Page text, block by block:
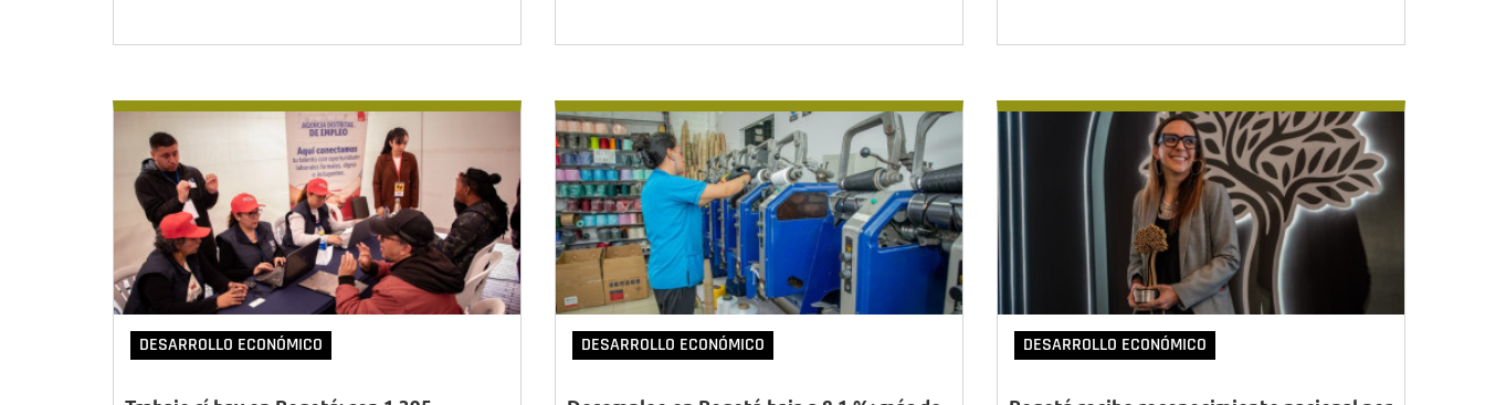
DESARROLLO ECONÓMICO DESARROLLO ECONÓMICO DESARROLLO ECONÓMICO